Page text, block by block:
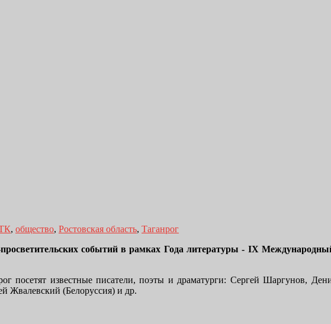
, общество, Ростовская область, Таганрог
событий в рамках Года литературы - IX
посетят известные писатели, поэты и драматурги: Сергей Шаргунов,
Жвалевский (Белоруссия) и др.